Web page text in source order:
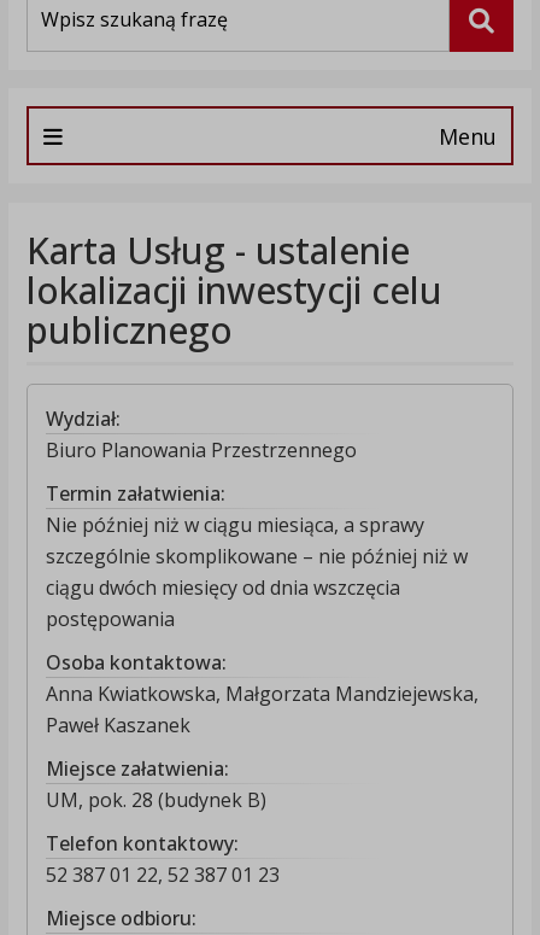
Menu
Karta Usług - ustalenie
lokalizacji inwestycji celu
publicznego
Wydział:
Biuro Planowania Przestrzennego
Termin załatwienia:
Nie później niż w ciągu miesiąca, a sprawy
szczególnie skomplikowane – nie później niż w
ciągu dwóch miesięcy od dnia wszczęcia
postępowania
Osoba kontaktowa:
Anna Kwiatkowska, Małgorzata Mandziejewska,
Paweł Kaszanek
Miejsce załatwienia:
UM, pok. 28 (budynek B)
Telefon kontaktowy:
52 387 01 22, 52 387 01 23
Miejsce odbioru: